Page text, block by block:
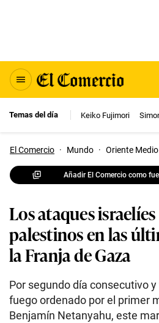
Temas del día Keiko Fujimori
El Comercio · Mundo · Oriente Medio
Añadir El Comercio como
Los ataques
palestinos en las
la Franja de Gaza
Por segundo día consecutivo
fuego ordenado por el primer
Benjamín Netanyahu, este